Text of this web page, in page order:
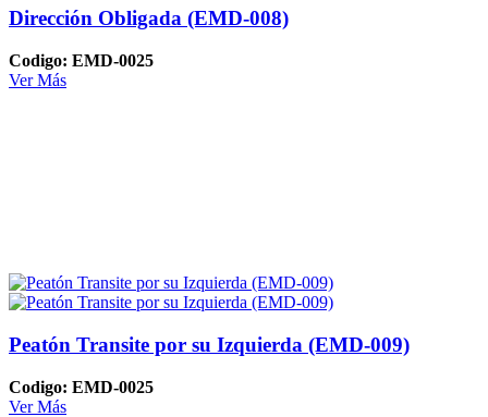
Dirección Obligada (EMD-008)
Codigo: EMD-0025
Ver Más
Peatón Transite por su Izquierda (EMD-009)
Codigo: EMD-0025
Ver Más